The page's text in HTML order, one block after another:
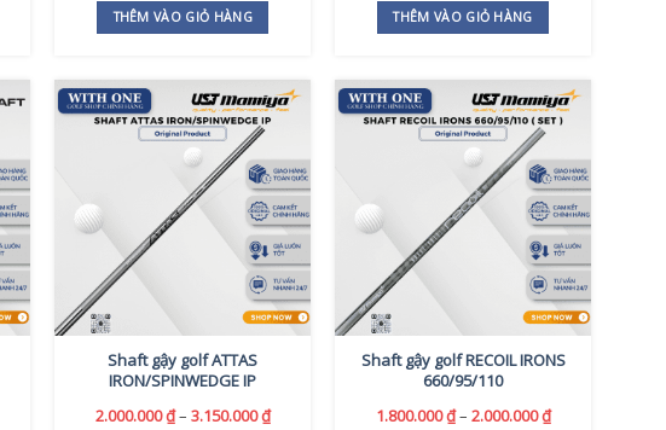
là:
1.100.000 ₫.
là:
THÊM VÀO GIỎ HÀNG THÊM VÀO GIỎ HÀNG
Shaft gậy golf ATTAS
IRON/SPINWEDGE IP
2.000.000₫– 3.150.000₫Khoảng
Shaft gậy golf RECOIL IRONS
660/95/110
1.800.000₫– 2.000.000₫Khoảng